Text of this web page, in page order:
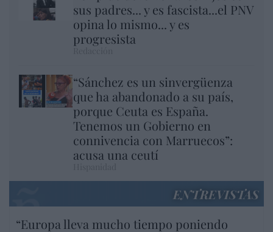
sus padres... y es fascista...el PNV
opina lo mismo... y es
progresista
“Sánchez es un sinvergüenza
que ha abandonado a su país,
porque Ceuta es España.
Tenemos un Gobierno en
connivencia con Marruecos”:
acusa una ceutí
ENTREVISTAS
“Europa lleva mucho tiempo poniendo